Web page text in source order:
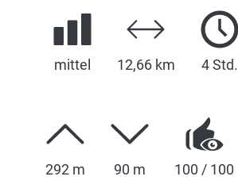
mittel 12,66 km 4 Std.
292 m 90 m 100 / 100